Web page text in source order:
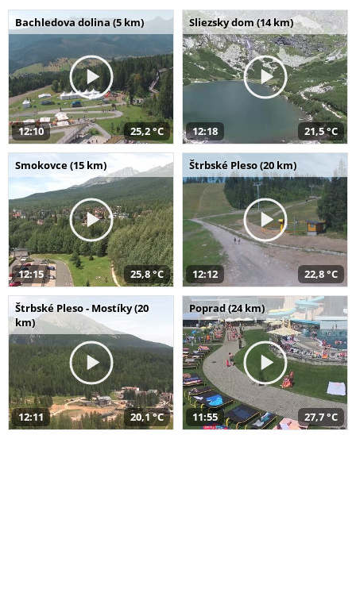
Bachledova dolina (5 km)
12:10 25,2 °C
Sliezsky dom (14 km)
12:18 21,5 °C
Smokovce (15 km)
12:15 25,8 °C
Štrbské Pleso (20 km)
12:12 22,8 °C
Štrbské Pleso - Mostíky (20
km)
12:11 20,1 °C
Poprad (24 km)
11:55 27,7 °C